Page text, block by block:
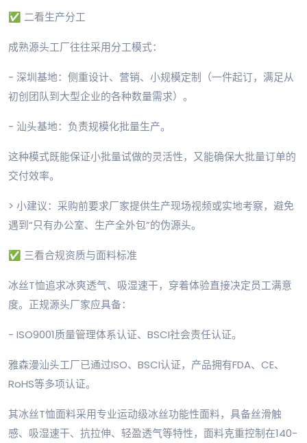
✅ 二看生产分工
成熟源头工厂往往采用分工模式：
- 深圳基地：侧重设计、营销、小规模定制（一件起订，满足从
初创团队到大型企业的各种数量需求）。
- 汕头基地：负责规模化批量生产。
这种模式既能保证小批量试做的灵活性，又能确保大批量订单的
交付效率。
> 小建议：采购前要求厂家提供生产现场视频或实地考察，避免
遇到“只有办公室、生产全外包”的伪源头。
✅ 三看合规资质与面料标准
冰丝T恤追求冰爽透气、吸湿速干，穿着体验直接决定员工满意
度。正规源头厂家应具备：
- ISO9001质量管理体系认证、BSCI社会责任认证。
雅森漫汕头工厂已通过ISO、BSCI认证，产品拥有FDA、CE、
RoHS等多项认证。
其冰丝T恤面料采用专业运动级冰丝功能性面料，具备丝滑触
感、吸湿速干、抗拉伸、轻盈透气等特性，面料克重控制在140-